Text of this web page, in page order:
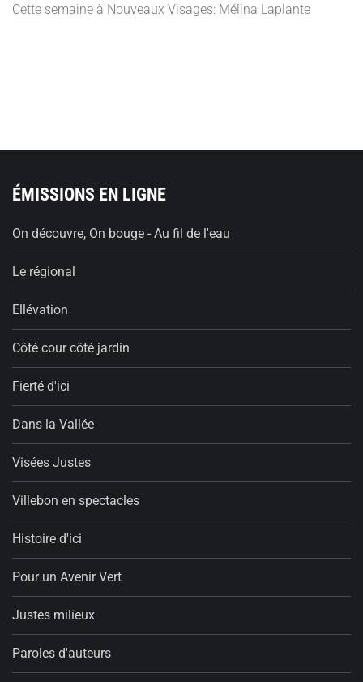
Cette semaine à Nouveaux Visages: Mélina Laplante
ÉMISSIONS EN LIGNE
On découvre, On bouge - Au fil de l'eau
Le régional
Ellévation
Côté cour côté jardin
Fierté d'ici
Dans la Vallée
Visées Justes
Villebon en spectacles
Histoire d'ici
Pour un Avenir Vert
Justes milieux
Paroles d'auteurs